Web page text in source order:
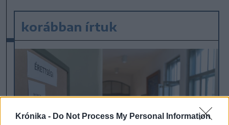
Krónika - Do Not Process My Personal Information
korábban írtuk